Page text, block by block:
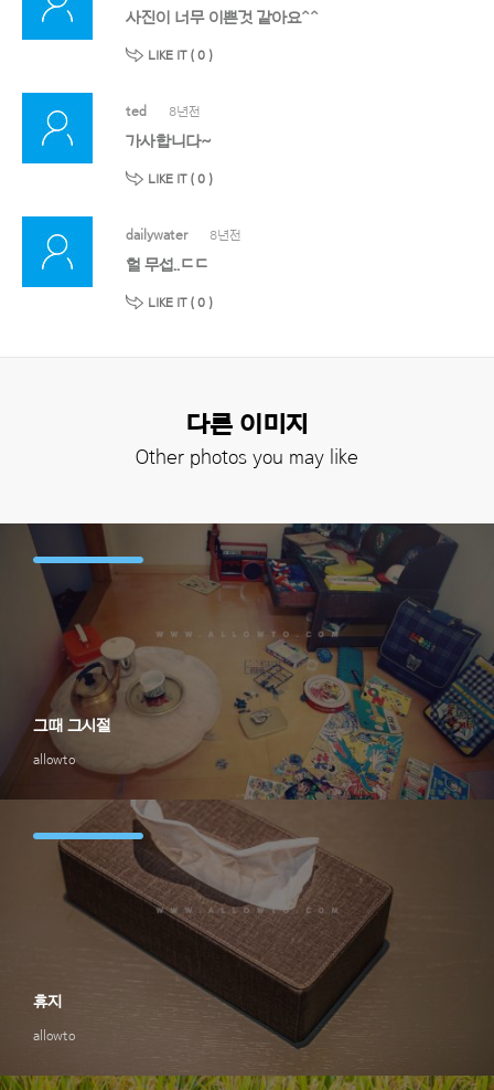
사진이 너무 이쁜것 같아요^^
LIKE IT ( 0 )
ted 8년전
가사합니다~
LIKE IT ( 0 )
dailywater 8년전
헐 무섭..ㄷㄷ
LIKE IT ( 0 )
다른 이미지
Other photos you may like
allowto
그때 그시절
allowto
휴지